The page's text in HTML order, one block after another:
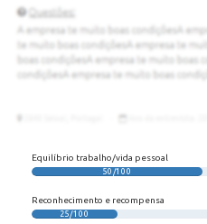
Equilíbrio trabalho/vida pessoal
50/100
Reconhecimento e recompensa
25/100